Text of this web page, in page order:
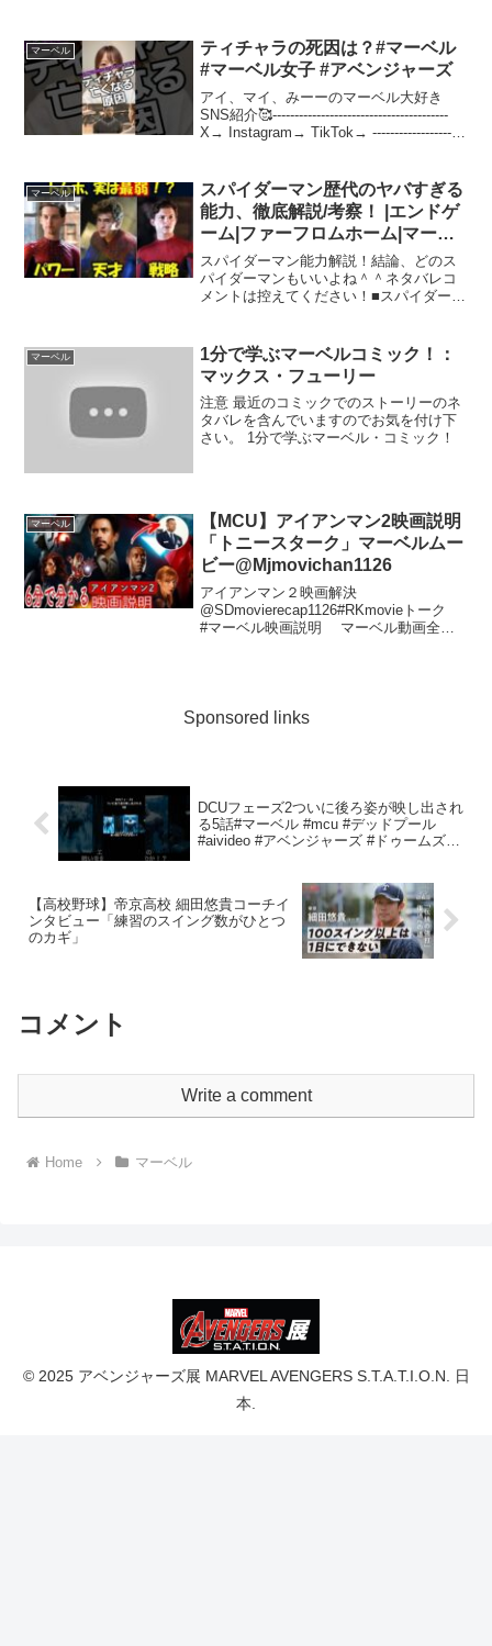
が完成させた人工知能“ウルトロン”の暴走
に端を発する、ヒー...
マーベル
ティチャラの死因は？#マーベル
#マーベル女子 #アベンジャーズ
アイ、マイ、みーーのマーベル大好き
SNS紹介🥰----------------------------------------
X→ Instagram→ TikTok→ ---------------------
マーベル
スパイダーマン歴代のヤバすぎる
能力、徹底解説/考察！ |エンドゲ
ーム|ファーフロムホーム|マーベ
ル|MCU|アイアンマン｜アベンジ
ャーズ
スパイダーマン能力解説！結論、どのス
パイダーマンもいいよね＾＾ネタバレコ
メントは控えてください！■スパイダーマ
なぜ来れた？ヒントはあの一言！【ネタ
バレあり】【解説・考察】...
マーベル
1分で学ぶマーベルコミック！：
マックス・フューリー
注意 最近のコミックでのストーリーのネ
タバレを含んでいますのでお気を付け下
さい。 1分で学ぶマーベル・コミック！
マーベル
【MCU】アイアンマン2映画説明
「トニースターク」マーベルムー
ビー@Mjmovichan1126
アイアンマン２映画解決
@SDmovierecap1126#RKmovieトーク
#マーベル映画説明 マーベル動画全て:
Sponsored links
DCUフェーズ2ついに後ろ姿が映し出され
る5話#マーベル #mcu #デッドプール
#aivideo #アベンジャーズ #ドゥームズデ
【高校野球】帝京高校 細田悠貴コーチイ
ンタビュー「練習のスイング数がひとつ
のカギ」
コメント
Write a comment
Home マーベル
© 2025 アベンジャーズ展 MARVEL AVENGERS S.T.A.T.I.O.N. 日
本.